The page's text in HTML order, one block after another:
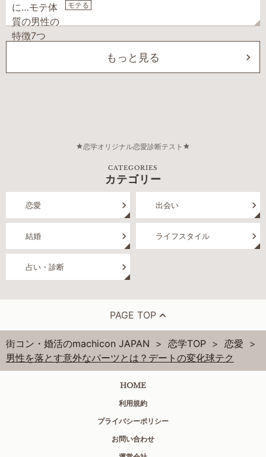
モテる
もっと見る
恋学オリジナル恋愛診断テスト
CATEGORIES
カテゴリー
恋愛 出会い
結婚 ライフスタイル
占い・診断
PAGE TOP
街コン・婚活のmachicon JAPAN 恋学TOP
恋愛
男性を落とす意外なパーツとは？デートの変化球テク
HOME
利用規約
プライバシーポリシー
お問い合わせ